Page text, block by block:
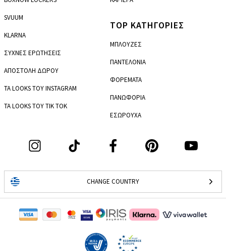
SVUUM
KLARNA
ΣΥΧΝΕΣ ΕΡΩΤΗΣΕΙΣ
ΑΠΟΣΤΟΛΗ ΔΩΡΟΥ
ΤΑ LOOKS ΤΟΥ INSTAGRAM
ΤΑ LOOKS ΤΟΥ TIK TOK
CHANGE COUNTRY
TOP ΚΑΤΗΓΟΡΙΕΣ
ΜΠΛΟΥΖΕΣ
ΠΑΝΤΕΛΟΝΙΑ
ΦΟΡΕΜΑΤΑ
ΠΑΝΩΦΟΡΙΑ
ΕΣΩΡΟΥΧΑ